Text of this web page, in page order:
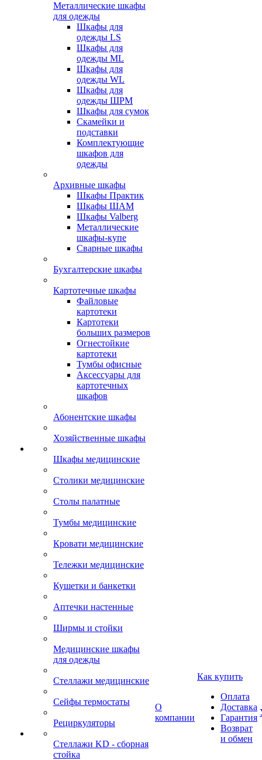
Металлические шкафы
для одежды
Шкафы для
одежды LS
Шкафы для
одежды ML
Шкафы для
одежды WL
Шкафы для
одежды ШРМ
Шкафы для сумок
Скамейки и
подставки
Комплектующие
шкафов для
одежды
Архивные шкафы
Шкафы Практик
Шкафы ШАМ
Шкафы Valberg
Металлические
шкафы-купе
Сварные шкафы
Бухгалтерские шкафы
Картотечные шкафы
Файловые
картотеки
Картотеки
больших размеров
Огнестойкие
картотеки
Тумбы офисные
Аксессуары для
картотечных
шкафов
Абонентские шкафы
Хозяйственные шкафы
Шкафы медицинские
Столики медицинские
Столы палатные
Тумбы медицинские
Кровати медицинские
Тележки медицинские
Кушетки и банкетки
Аптечки настенные
Ширмы и стойки
Медицинские шкафы
для одежды
Стеллажи медицинские
Сейфы термостаты
Рециркуляторы
Стеллажи KD - сборная
стойка
О
компании
Как купить
Оплата
Доставка
Гарантия
Возврат
и обмен